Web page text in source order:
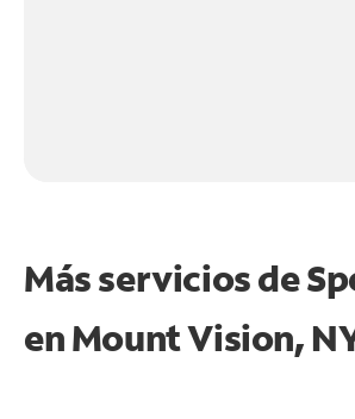
Más servicios de
enMount Vision,